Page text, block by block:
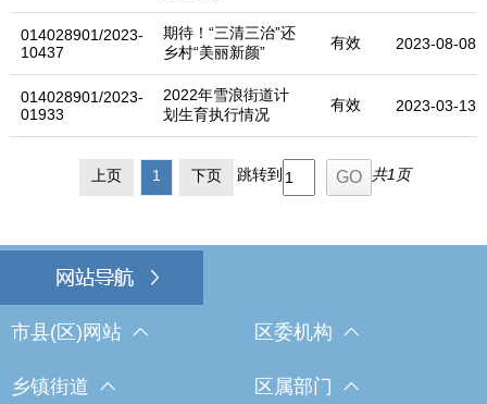
014028901/2023-
10437
期待！“三清三治”还
乡村“美丽新颜”
有效 2023-08-08
014028901/2023-
01933
2022年雪浪街道计
划生育执行情况
有效 2023-03-13
上页 1 下页 跳转到 共1页
市县(区)网站 区委机构
乡镇街道 区属部门